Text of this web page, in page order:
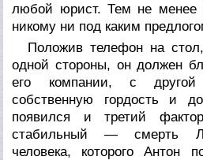
любой юрист. Тем не менее
никому ни под каким
Положив телефон на
одной стороны, он должен
его компании, с
собственную гордость и
появился и третий
стабильный — смерть
человека, которого Антон